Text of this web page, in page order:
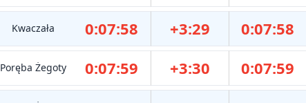
Kwaczała 0:07:58 +3:29 0:07:58
Poręba Żegoty 0:07:59 +3:30 0:07:59